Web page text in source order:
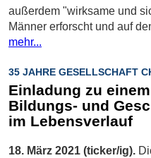
außerdem "wirksame und
Männer erforscht und auf
mehr...
35 JAHRE GESELLSCHAFT
Einladung zu
Bildungs- und
im Lebensverlauf
18. März 2021 (ticker/ig).